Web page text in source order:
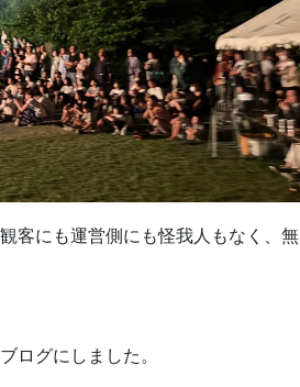
客にも運営側にも怪我人もなく、無
ログにしました。